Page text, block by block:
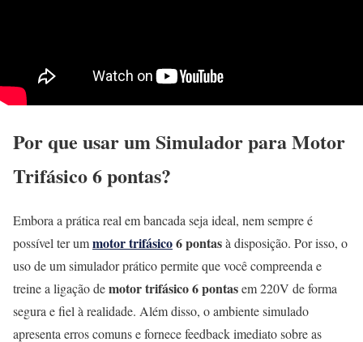
Por que usar um Simulador para Motor
Trifásico 6 pontas?
Embora a prática real em bancada seja ideal, nem sempre é
possível ter ummotor trifásico6 pontasà disposição. Por isso, o
uso de um simulador prático permite que você compreenda e
treine a ligação demotor trifásico 6 pontasem 220V de forma
segura e fiel à realidade. Além disso, o ambiente simulado
apresenta erros comuns e fornece feedback imediato sobre as